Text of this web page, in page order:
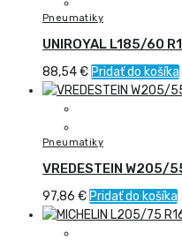
Pneumatiky
UNIROYAL L185/60
88,54€ Pridať do košíka
Pneumatiky
VREDESTEIN W205/
97,86 € Pridať do košíka